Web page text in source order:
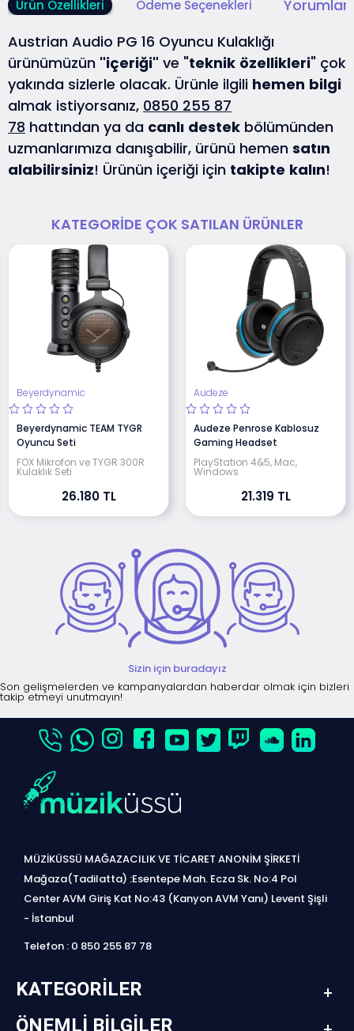
Ürün Özellikleri Ödeme Seçenekleri
Austrian Audio PG 16 Oyuncu Kulaklığı
ürünümüzün "içeriği" ve "teknik özellikleri" çok
yakında sizlerle olacak. Ürünle ilgili hemen bilgi
almak istiyorsanız, 0850 255 87
78 hattından ya da canlı destek bölümünden
uzmanlarımıza danışabilir, ürünü hemen satın
alabilirsiniz! Ürünün içeriği için takipte kalın!
KATEGORIDE ÇOK SATILAN ÜRÜNLER
Beyerdynamic
Beyerdynamic TEAM TYGR
Oyuncu Seti
FOX Mikrofon ve TYGR 300R
Kulaklık Seti
26.180 TL
Audeze
Audeze Penrose Kablosuz
Gaming Headset
PlayStation 4&5, Mac,
Windows
21.319 TL
Sizin için buradayız
Son gelişmelerden ve kampanyalardan haberdar olmak için bizleri
takip etmeyi unutmayın!
MÜZİKÜSSÜ MAĞAZACILIK VE TİCARET ANONİM ŞİRKETİ
Mağaza(Tadilatta) :Esentepe Mah. Ecza Sk. No:4 Pol
Center AVM Giriş Kat No:43 (Kanyon AVM Yanı) Levent Şişli
- İstanbul
Telefon : 0 850 255 87 78
KATEGORILER
ÖNEMLI BILGILER